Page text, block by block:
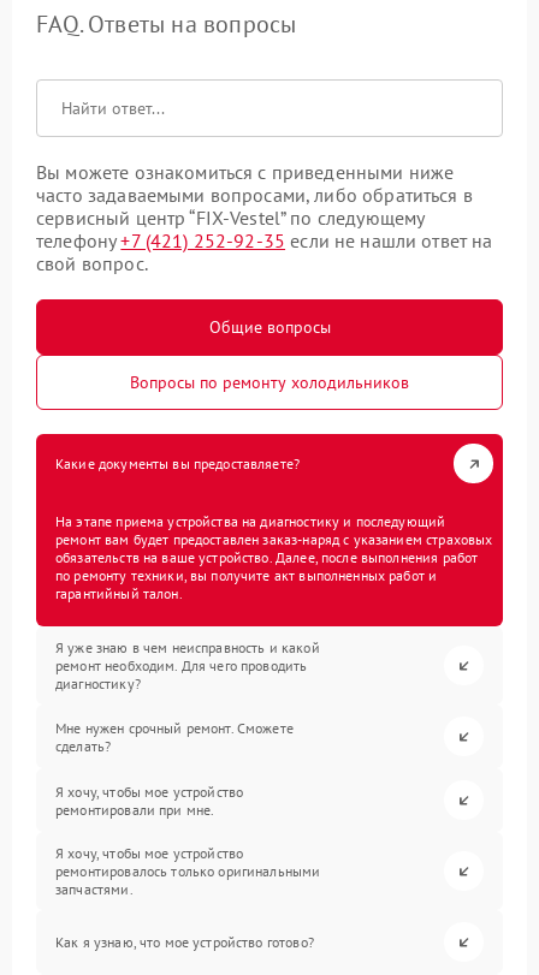
FAQ. Ответы на вопросы
Вы можете ознакомиться с приведенными ниже
часто задаваемыми вопросами, либо обратиться в
сервисный центр “FIX-Vestel” по следующему
телефону+7 (421) 252-92-35 если не нашли ответ на
свой вопрос.
Общие вопросы
Вопросы по ремонту холодильников
Какие документы вы предоставляете?
На этапе приема устройства на диагностику и последующий
ремонт вам будет предоставлен заказ-наряд с указанием страховых
обязательств на ваше устройство. Далее, после выполнения работ
по ремонту техники, вы получите акт выполненных работ и
гарантийный талон.
Я уже знаю в чем неисправность и какой
ремонт необходим. Для чего проводить
диагностику?
Мне нужен срочный ремонт. Сможете
сделать?
Я хочу, чтобы мое устройство
ремонтировали при мне.
Я хочу, чтобы мое устройство
ремонтировалось только оригинальными
запчастями.
Как я узнаю, что мое устройство готово?